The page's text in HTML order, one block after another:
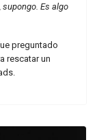
Es algo
preguntado
rescatar un